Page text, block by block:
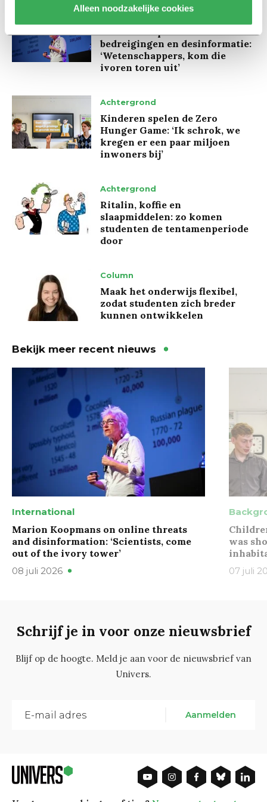
Alleen noodzakelijke cookies
bedreigingen en desinformatie:
‘Wetenschappers, kom die
ivoren toren uit’
Achtergrond
Kinderen spelen de Zero
Hunger Game: ‘Ik schrok, we
kregen er een paar miljoen
inwoners bij’
Achtergrond
Ritalin, koffie en
slaapmiddelen: zo komen
studenten de tentamenperiode
door
Column
Maak het onderwijs flexibel,
zodat studenten zich breder
kunnen ontwikkelen
Bekijk meer recent nieuws
International
Marion Koopmans on online threats
and disinformation: ‘Scientists, come
out of the ivory tower’
08 juli 2026
was
07 juli
Schrijf je in voor onze nieuwsbrief
Blijf op de hoogte. Meld je aan voor de nieuwsbrief van
Univers.
Aanmelden